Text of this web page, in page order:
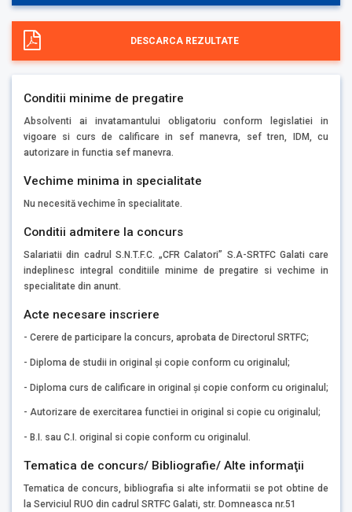
DESCARCA REZULTATE
Conditii minime de pregatire
Absolventi ai invatamantului obligatoriu conform legislatiei in
vigoare si curs de calificare in sef manevra, sef tren, IDM, cu
autorizare in functia sef manevra.
Vechime minima in specialitate
Nu necesită vechime în specialitate.
Conditii admitere la concurs
Salariatii din cadrul S.N.T.F.C. „CFR Calatori” S.A-SRTFC Galati care
indeplinesc integral conditiile minime de pregatire si vechime in
specialitate din anunt.
Acte necesare inscriere
- Cerere de participare la concurs, aprobata de Directorul SRTFC;
- Diploma de studii in original şi copie conform cu originalul;
- Diploma curs de calificare in original şi copie conform cu originalul;
- Autorizare de exercitarea functiei in original si copie cu originalul;
- B.I. sau C.I. original si copie conform cu originalul.
Tematica de concurs/ Bibliografie/ Alte informaţii
Tematica de concurs, bibliografia si alte informatii se pot obtine de
la Serviciul RUO din cadrul SRTFC Galati, str. Domneasca nr.51